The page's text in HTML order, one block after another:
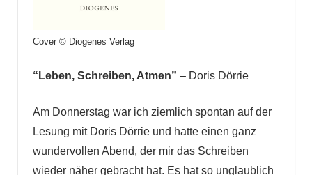
Cover © Diogenes Verlag
“Leben, Schreiben, Atmen” – Doris Dörrie
Am Donnerstag war ich ziemlich spontan auf der
Lesung mit Doris Dörrie und hatte einen ganz
wundervollen Abend, der mir das Schreiben
wieder näher gebracht hat. Es hat so unglaublich